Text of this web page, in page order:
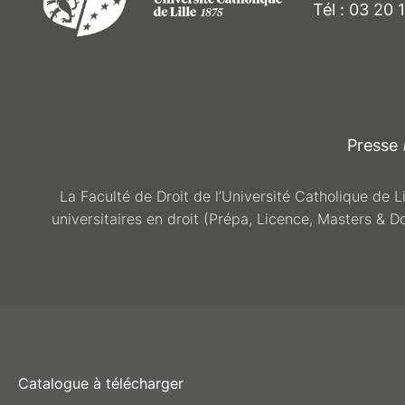
Tél : 03 20
Presse
La Faculté de Droit de l’Université Catholique de
universitaires en droit (Prépa, Licence, Masters &
Catalogue à télécharger